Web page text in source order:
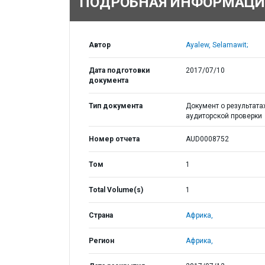
Автор Ayalew, Selamawit;
Дата подготовки
документа
2017/07/10
Тип документа
Документ о
аудиторской проверки
Номер отчета AUD0008752
Том 1
Total Volume(s) 1
Страна Африка,
Регион Африка,